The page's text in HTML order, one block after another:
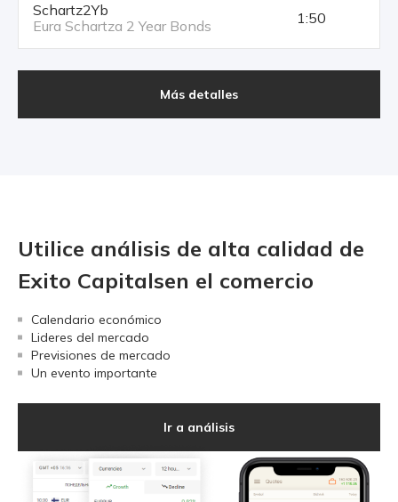
Schartz2Yb
Eura Schartza 2 Year Bonds
1:50
Más detalles
Utilice análisis de alta calidad de
Exito Capitalsen el comercio
Calendario económico
Lideres del mercado
Previsiones de mercado
Un evento importante
Ir a análisis